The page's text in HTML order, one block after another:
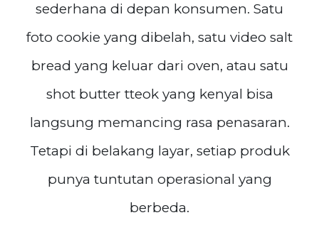
sederhana di depan konsumen. Satu
foto cookie yang dibelah, satu video salt
bread yang keluar dari oven, atau satu
shot butter tteok yang kenyal bisa
langsung memancing rasa penasaran.
Tetapi di belakang layar, setiap produk
punya tuntutan operasional yang
berbeda.